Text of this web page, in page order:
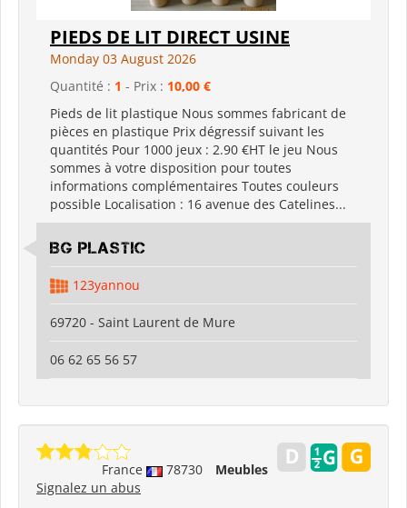
PIEDS DE LIT DIRECT USINE
Monday 03 August 2026
Quantité : 1 - Prix : 10,00 €
Pieds de lit plastique Nous sommes fabricant de
pièces en plastique Prix dégressif suivant les
quantités Pour 1000 jeux : 2.90 €HT le jeu Nous
sommes à votre disposition pour toutes
informations complémentaires Toutes couleurs
possible Localisation : 16 avenue des Catelines...
BG PLASTIC
123yannou
69720 - Saint Laurent de Mure
06 62 65 56 57
France 78730
Meubles
Signalez un abus